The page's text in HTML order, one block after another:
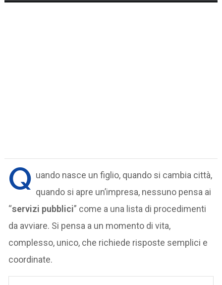
Q uando nasce un figlio, quando si cambia città,
quando si apre un’impresa, nessuno pensa ai
“servizi pubblici” come a una lista di procedimenti
da avviare. Si pensa a un momento di vita,
complesso, unico, che richiede risposte semplici e
coordinate.